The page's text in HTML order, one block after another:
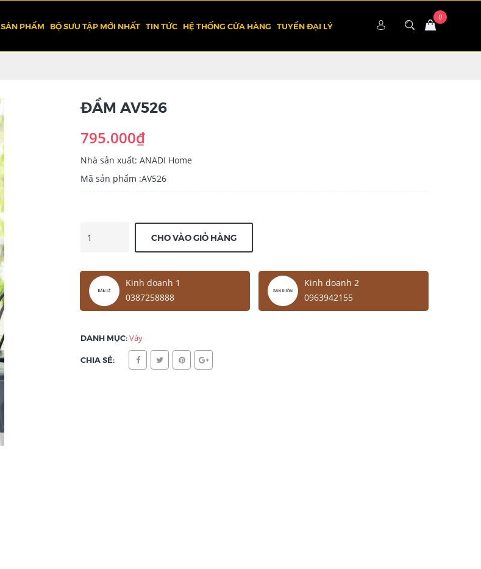
SẢN PHẨM BỘ SƯU TẬP MỚI NHẤT TIN TỨC HỆ THỐNG CỬA HÀNG TUYỂN ĐẠI LÝ
ĐẦM AV526
795.000₫
Nhà sản xuất: ANADI Home
Mã sản phẩm :AV526
CHO VÀO GIỎ HÀNG
Kinh doanh 1
0387258888
Kinh doanh 2
0963942155
DANH MỤC:Váy
CHIA SẺ: